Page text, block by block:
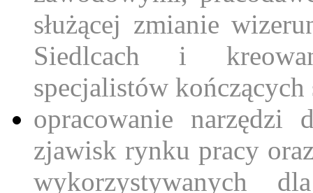
służącej zmianie
Siedlcach i
specjalistów kończących
opracowanie narzędzi
zjawisk rynku pracy
wykorzystywanych